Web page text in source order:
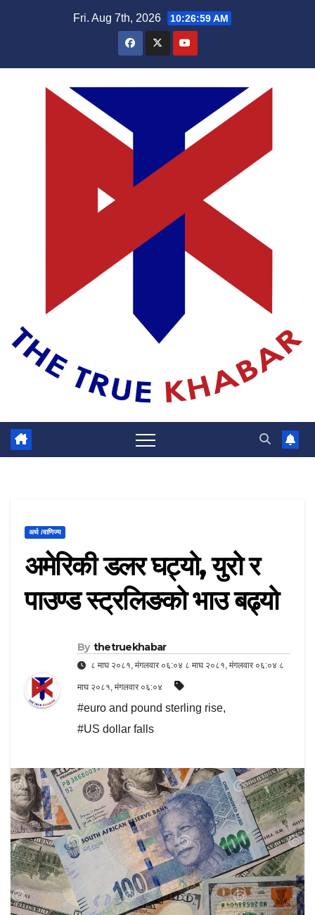
Fri. Aug 7th, 2026 10:27:00 AM
अर्थ /वाणिज्य
अमेरिकी डलर घट्यो, युरो र
पाउण्ड स्ट्रलिङको भाउ बढ्यो
By thetruekhabar
८ माघ २०८१, मंगलवार ०६:०४ ८ माघ २०८१, मंगलवार ०६:०४ ८
माघ २०८१, मंगलवार ०६:०४
#euro and pound sterling rise,
#US dollar falls